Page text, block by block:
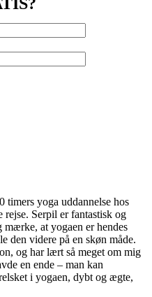
timers yoga uddannelse hos
Serpil er fantastisk og
at yogaen er hendes
den videre på en skøn måde.
og har lært så meget om mig
en ende – man kan
i yogaen, dybt og ægte,